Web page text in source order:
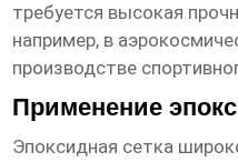
требуется высокая
например, в
производстве
Применение
Эпоксидная сетка